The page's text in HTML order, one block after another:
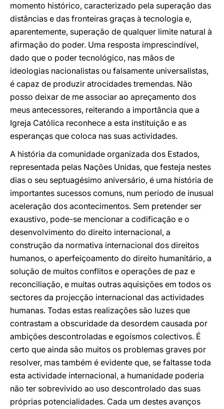
momento histórico, caracterizado pela superação das
distâncias e das fronteiras graças à tecnologia e,
aparentemente, superação de qualquer limite natural à
afirmação do poder. Uma resposta imprescindível,
dado que o poder tecnológico, nas mãos de
ideologias nacionalistas ou falsamente universalistas,
é capaz de produzir atrocidades tremendas. Não
posso deixar de me associar ao apreçamento dos
meus antecessores, reiterando a importância que a
Igreja Católica reconhece a esta instituição e as
esperanças que coloca nas suas actividades.
A história da comunidade organizada dos Estados,
representada pelas Nações Unidas, que festeja nestes
dias o seu septuagésimo aniversário, é uma história de
importantes sucessos comuns, num período de inusual
aceleração dos acontecimentos. Sem pretender ser
exaustivo, pode-se mencionar a codificação e o
desenvolvimento do direito internacional, a
construção da normativa internacional dos direitos
humanos, o aperfeiçoamento do direito humanitário, a
solução de muitos conflitos e operações de paz e
reconciliação, e muitas outras aquisições em todos os
sectores da projecção internacional das actividades
humanas. Todas estas realizações são luzes que
contrastam a obscuridade da desordem causada por
ambições descontroladas e egoísmos colectivos. É
certo que ainda são muitos os problemas graves por
resolver, mas também é evidente que, se faltasse toda
esta actividade internacional, a humanidade poderia
não ter sobrevivido ao uso descontrolado das suas
próprias potencialidades. Cada um destes avanços